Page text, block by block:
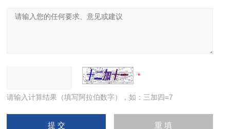
请输入计算结果（填写阿拉伯数字），如：三加四=7